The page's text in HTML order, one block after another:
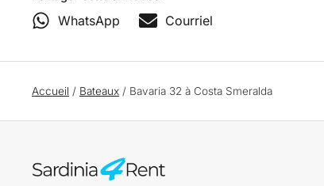
WhatsApp Courriel
Accueil / Bateaux / Bavaria 32 à Costa Smeralda